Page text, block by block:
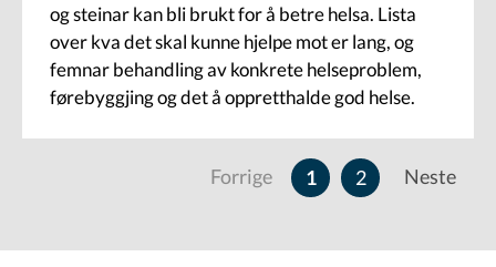
og steinar kan bli brukt for å betre helsa. Lista
over kva det skal kunne hjelpe mot er lang, og
femnar behandling av konkrete helseproblem,
førebyggjing og det å oppretthalde god helse.
Forrige
Nåværende
1 Page
2
Neste
Neste